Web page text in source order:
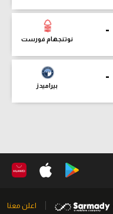
-
نوتنجهام فورست
-
بيراميدز
اعلن معنا